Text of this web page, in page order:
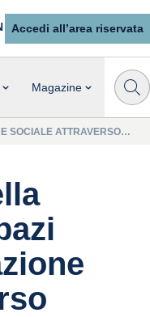
Accedi all’area riservata
Magazine
SOCIALE ATTRAVERSO